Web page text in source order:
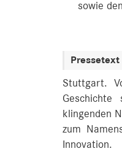
sowie
Pressetext
Stuttgart.
klingenden
zum